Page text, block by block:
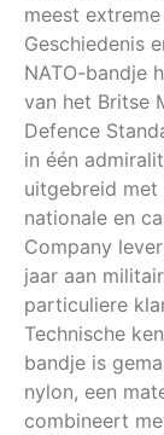
meest
Geschiedenis
NATO-bandje
van het Britse
Defence
in één
uitgebreid met
nationale en
Company
jaar aan
particuliere
Technische
bandje is
nylon, een
combineert